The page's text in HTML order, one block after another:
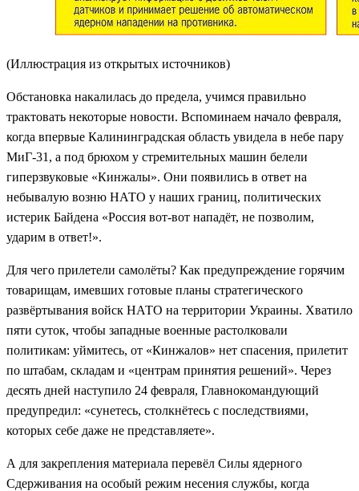
(Иллюстрация из открытых источников)
Обстановка накалилась до предела, учимся правильно
трактовать некоторые новости. Вспоминаем начало февраля,
когда впервые Калининградская область увидела в небе пару
МиГ-31, а под брюхом у стремительных машин белели
гиперзвуковые «Кинжалы». Они появились в ответ на
небывалую возню НАТО у наших границ, политических
истерик Байдена «Россия вот-вот нападёт, не позволим,
ударим в ответ!».
Для чего прилетели самолёты? Как предупреждение горячим
товарищам, имевших готовые планы стратегического
развёртывания войск НАТО на территории Украины. Хватило
пяти суток, чтобы западные военные растолковали
политикам: уймитесь, от «Кинжалов» нет спасения, прилетит
по штабам, складам и «центрам принятия решений». Через
десять дней наступило 24 февраля, Главнокомандующий
предупредил: «сунетесь, столкнётесь с последствиями,
которых себе даже не представляете».
А для закрепления материала перевёл Силы ядерного
Сдерживания на особый режим несения службы, когда